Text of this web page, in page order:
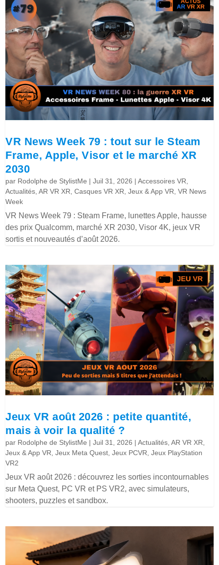
VR News Week 79 : tout sur le Steam
Frame, Apple, Visor et le marché XR
2030
par Rodolphe de StylistMe |Juil 31, 2026 |Accessoires VR
Actualités ,AR VR XR ,Casques VR XR ,Jeux & App VR ,VR News
Week
VR News Week 79 : Steam Frame, lunettes Apple, hausse
des prix Qualcomm, marché XR 2030, Visor 4K, jeux VR
sortis et nouveautés d’août 2026.
Jeux VR août 2026 : petite quantité,
mais à voir la qualité ?
par Rodolphe de StylistMe |Juil 31, 2026 |Actualités ,AR VR XR
Jeux & App VR ,Jeux Meta Quest ,Jeux PCVR ,Jeux PlayStation
VR2
Jeux VR août 2026 : découvrez les sorties incontournables
sur Meta Quest, PC VR et PS VR2, avec simulateurs,
shooters, puzzles et sandbox.